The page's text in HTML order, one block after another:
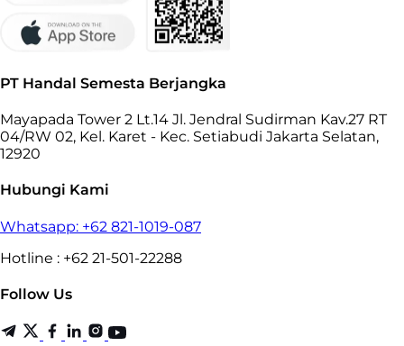
PT Handal Semesta Berjangka
Mayapada Tower 2 Lt.14 Jl. Jendral Sudirman Kav.27 RT
04/RW 02, Kel. Karet - Kec. Setiabudi Jakarta Selatan,
12920
Hubungi Kami
Whatsapp: +62 821-1019-087
Hotline : +62 21-501-22288
Follow Us